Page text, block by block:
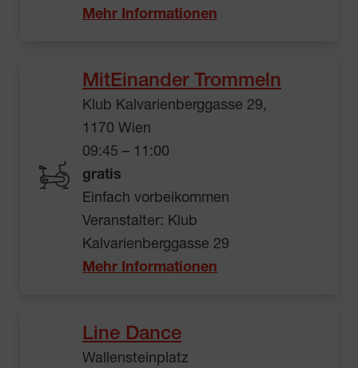
Mehr Informationen
MitEinander Trommeln
Klub Kalvarienberggasse 29,
1170 Wien
09:45 – 11:00
gratis
Einfach vorbeikommen
Veranstalter: Klub
Kalvarienberggasse 29
Mehr Informationen
Line Dance
Wallensteinplatz